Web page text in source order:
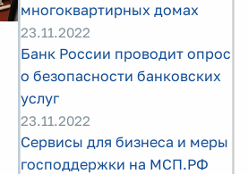
многоквартирных домах
23.11.2022
Банк России проводит опрос
о безопасности банковских
услуг
23.11.2022
Сервисы для бизнеса и меры
господдержки на МСП.РФ